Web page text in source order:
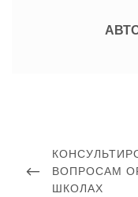
записям
ПРЕДЫДУЩИЙ
ПОСТ
ВОПРОСАМ
ШКОЛАХ